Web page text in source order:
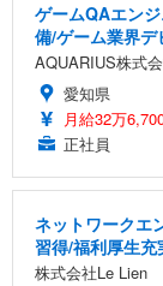
ゲームQAエン
備/ゲーム業界
AQUARIUS株式
愛知県
月給32万
正社員
ネットワークエ
習得/福利厚生充
株式会社Le Lien